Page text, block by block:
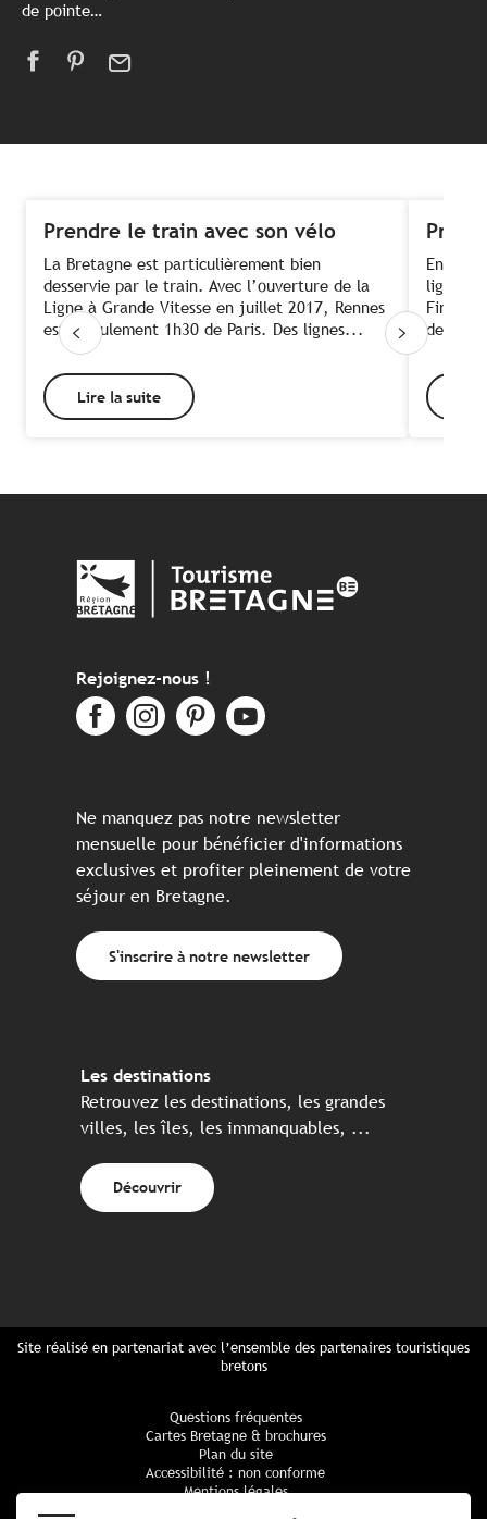
de pointe…
Prendre le train avec son vélo
La Bretagne est particulièrement bien
desservie par le train. Avec l’ouverture de la
Ligne à Grande Vitesse en juillet 2017, Rennes
est à seulement 1h30 de Paris. Des lignes...
Lire la suite
En
lignes
Rejoignez-nous !
Ne manquez pas notre newsletter
mensuelle pour bénéficier d'informations
exclusives et profiter pleinement de votre
séjour en Bretagne.
S'inscrire à notre newsletter
Les destinations
Retrouvez les destinations, les grandes
villes, les îles, les immanquables, ...
Découvrir
Site réalisé en partenariat avec l’ensemble des partenaires touristiques
bretons
Questions fréquentes
Cartes Bretagne & brochures
Plan du site
Accessibilité : non conforme
Mentions légales